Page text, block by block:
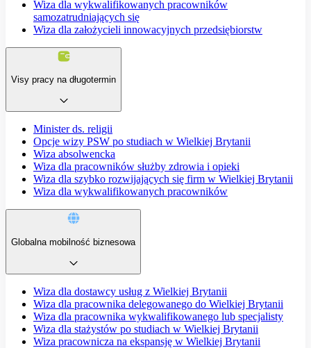
Wiza dla wykwalifikowanych pracowników
samozatrudniających się
Wiza dla założycieli innowacyjnych przedsiębiorstw
Visy pracy na długotermin
Minister ds. religii
Opcje wizy PSW po studiach w Wielkiej Brytanii
Wiza absolwencka
Wiza dla pracowników służby zdrowia i opieki
Wiza dla szybko rozwijających się firm w Wielkiej Brytanii
Wiza dla wykwalifikowanych pracowników
Globalna mobilność biznesowa
Wiza dla dostawcy usług z Wielkiej Brytanii
Wiza dla pracownika delegowanego do Wielkiej Brytanii
Wiza dla pracownika wykwalifikowanego lub specjalisty
Wiza dla stażystów po studiach w Wielkiej Brytanii
Wiza pracownicza na ekspansję w Wielkiej Brytanii